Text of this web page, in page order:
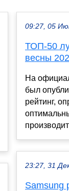
09:27, 05
ТОП-50
весны
На
был
рейтинг,
23:27, 31
Samsung